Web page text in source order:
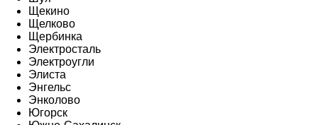
Щекино
Щелково
Щербинка
Электросталь
Электроугли
Элиста
Энгельс
Энколово
Югорск